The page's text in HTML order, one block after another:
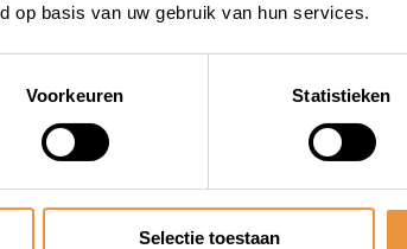
op basis van uw gebruik van hun services.
Voorkeuren Statistieken
Selectie toestaan
Snelle levering Niet goed = geld terug